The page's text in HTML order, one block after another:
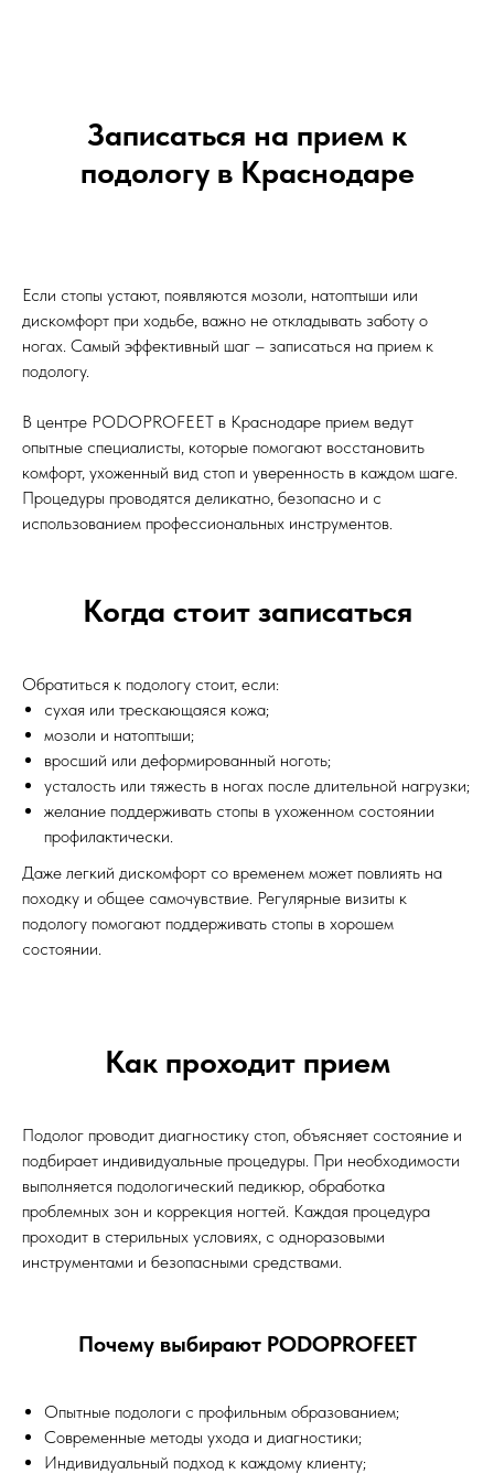
Записаться на прием к
подологу в Краснодаре
Если стопы устают, появляются мозоли, натоптыши или
дискомфорт при ходьбе, важно не откладывать заботу о
ногах. Самый эффективный шаг – записаться на прием к
подологу.
В центре PODOPROFEET в Краснодаре прием ведут
опытные специалисты, которые помогают восстановить
комфорт, ухоженный вид стоп и уверенность в каждом шаге.
Процедуры проводятся деликатно, безопасно и с
использованием профессиональных инструментов.
Когда стоит записаться
Обратиться к подологу стоит, если:
сухая или трескающаяся кожа;
мозоли и натоптыши;
вросший или деформированный ноготь;
усталость или тяжесть в ногах после длительной нагрузки;
желание поддерживать стопы в ухоженном состоянии
профилактически.
Даже легкий дискомфорт со временем может повлиять на
походку и общее самочувствие. Регулярные визиты к
подологу помогают поддерживать стопы в хорошем
состоянии.
Как проходит прием
Подолог проводит диагностику стоп, объясняет состояние и
подбирает индивидуальные процедуры. При необходимости
выполняется подологический педикюр, обработка
проблемных зон и коррекция ногтей. Каждая процедура
проходит в стерильных условиях, с одноразовыми
инструментами и безопасными средствами.
Почему выбирают PODOPROFEET
Опытные подологи с профильным образованием;
Современные методы ухода и диагностики;
Индивидуальный подход к каждому клиенту;